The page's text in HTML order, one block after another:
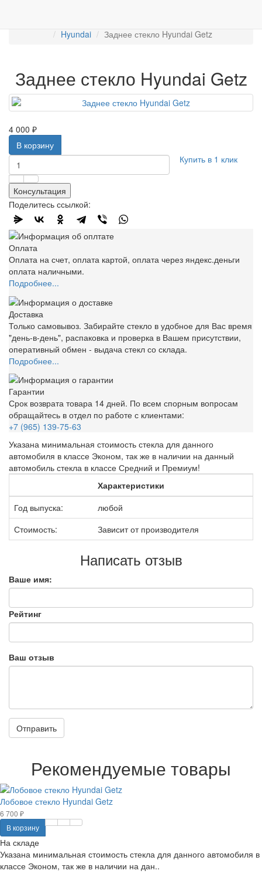
Hyundai
Заднее стекло Hyundai Getz
Заднее стекло Hyundai Getz
4 000 ₽
В корзину
Купить в 1 клик
Консультация
Поделитесь ссылкой:
Оплата
Оплата на счет, оплата картой, оплата через яндекс.деньги
оплата наличными.
Подробнее...
Доставка
Только самовывоз. Забирайте стекло в удобное для Вас время
"день-в-день", распаковка и проверка в Вашем присутствии,
оперативный обмен - выдача стекл со склада.
Подробнее...
Гарантии
Срок возврата товара 14 дней. По всем спорным вопросам
обращайтесь в отдел по работе с клиентами:
+7 (965) 139-75-63
Указана минимальная стоимость стекла для данного
автомобиля в классе Эконом, так же в наличии на данный
автомобиль стекла в классе Средний и Премиум!
Характеристики
Год выпуска:
любой
Стоимость:
Зависит от производителя
Написать отзыв
Ваше имя:
Рейтинг
Ваш отзыв
Отправить
Рекомендуемые товары
Лобовое стекло Hyundai Getz
6 700 ₽
В корзину
На складе
Указана минимальная стоимость стекла для данного автомобиля в
классе Эконом, так же в наличии на дан..